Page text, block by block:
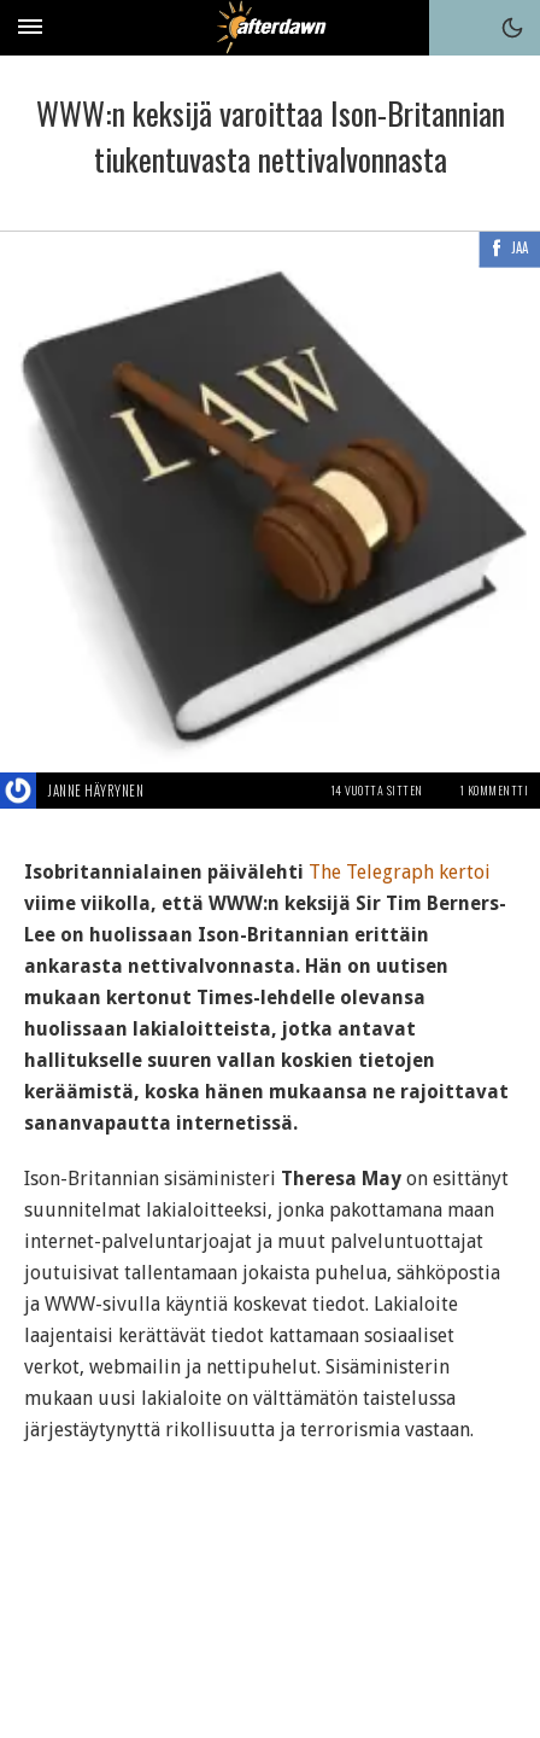
WWW:n keksijä varoittaa Ison-Britannian
tiukentuvasta nettivalvonnasta
JAA
JANNE HÄYRYNEN 14 VUOTTA SITTEN 1 KOMMENTTI
Isobritannialainen päivälehti The Telegraph kertoi
viime viikolla, että WWW:n keksijä Sir Tim Berners-
Lee on huolissaan Ison-Britannian erittäin
ankarasta nettivalvonnasta. Hän on uutisen
mukaan kertonut Times-lehdelle olevansa
huolissaan lakialoitteista, jotka antavat
hallitukselle suuren vallan koskien tietojen
keräämistä, koska hänen mukaansa ne rajoittavat
sananvapautta internetissä.
Ison-Britannian sisäministeri Theresa May on esittänyt
suunnitelmat lakialoitteeksi, jonka pakottamana maan
internet-palveluntarjoajat ja muut palveluntuottajat
joutuisivat tallentamaan jokaista puhelua, sähköpostia
ja WWW-sivulla käyntiä koskevat tiedot. Lakialoite
laajentaisi kerättävät tiedot kattamaan sosiaaliset
verkot, webmailin ja nettipuhelut. Sisäministerin
mukaan uusi lakialoite on välttämätön taistelussa
järjestäytynyttä rikollisuutta ja terrorismia vastaan.